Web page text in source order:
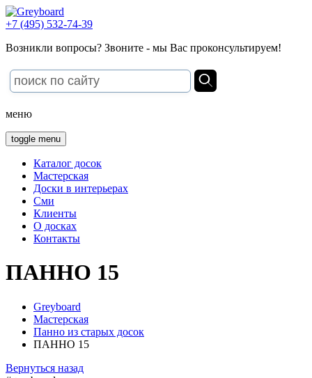
+7 (495) 532-74-39
Возникли вопросы? Звоните - мы Вас проконсультируем!
меню
toggle menu
Каталог досок
Мастерская
Доски в интерьерах
Сми
Клиенты
О досках
Контакты
ПАННО 15
Greyboard
Мастерская
Панно из старых досок
ПАННО 15
Вернуться назад